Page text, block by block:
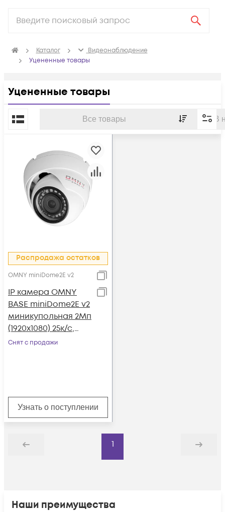
Каталог
Видеонаблюдение
Уцененные товары
Уцененные товары
Все товары В
По популярности
Распродажа остатков
OMNY miniDome2E v2
IP камера OMNY
BASE miniDome2E v2
миникупольная 2Мп
(1920х1080) 25к/с,
2.8мм, F1.8, 802.3af
Снят с продажи
Узнать о поступлении
Назад
1
Дальше
Наши преимущества